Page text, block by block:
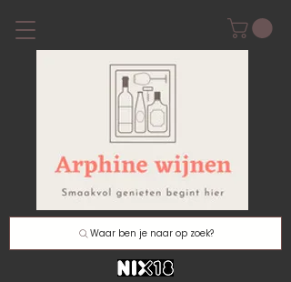
Waar ben je naar op zoek?